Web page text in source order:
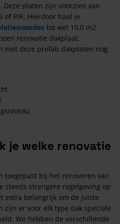
platen zijn voorzien van
of PIR. Hierdoor haal je
tot wel 10,0 m2
renovatie dakplaat.
met deze prefab dakplaten nog
je welke renovatie
toegepast bij het renoveren van
steeds strengere regelgeving op
extra belangrijk om de juiste
zijn er voor elk type dak speciale
We hebben de verschillende